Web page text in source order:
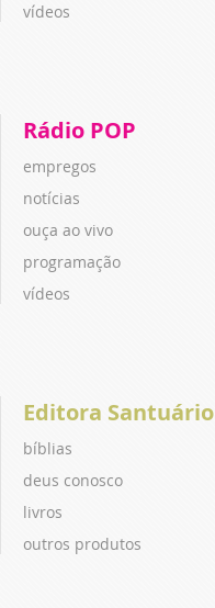
vídeos
Rádio POP
empregos
notícias
ouça ao vivo
programação
vídeos
Editora Santuário
bíblias
deus conosco
livros
outros produtos